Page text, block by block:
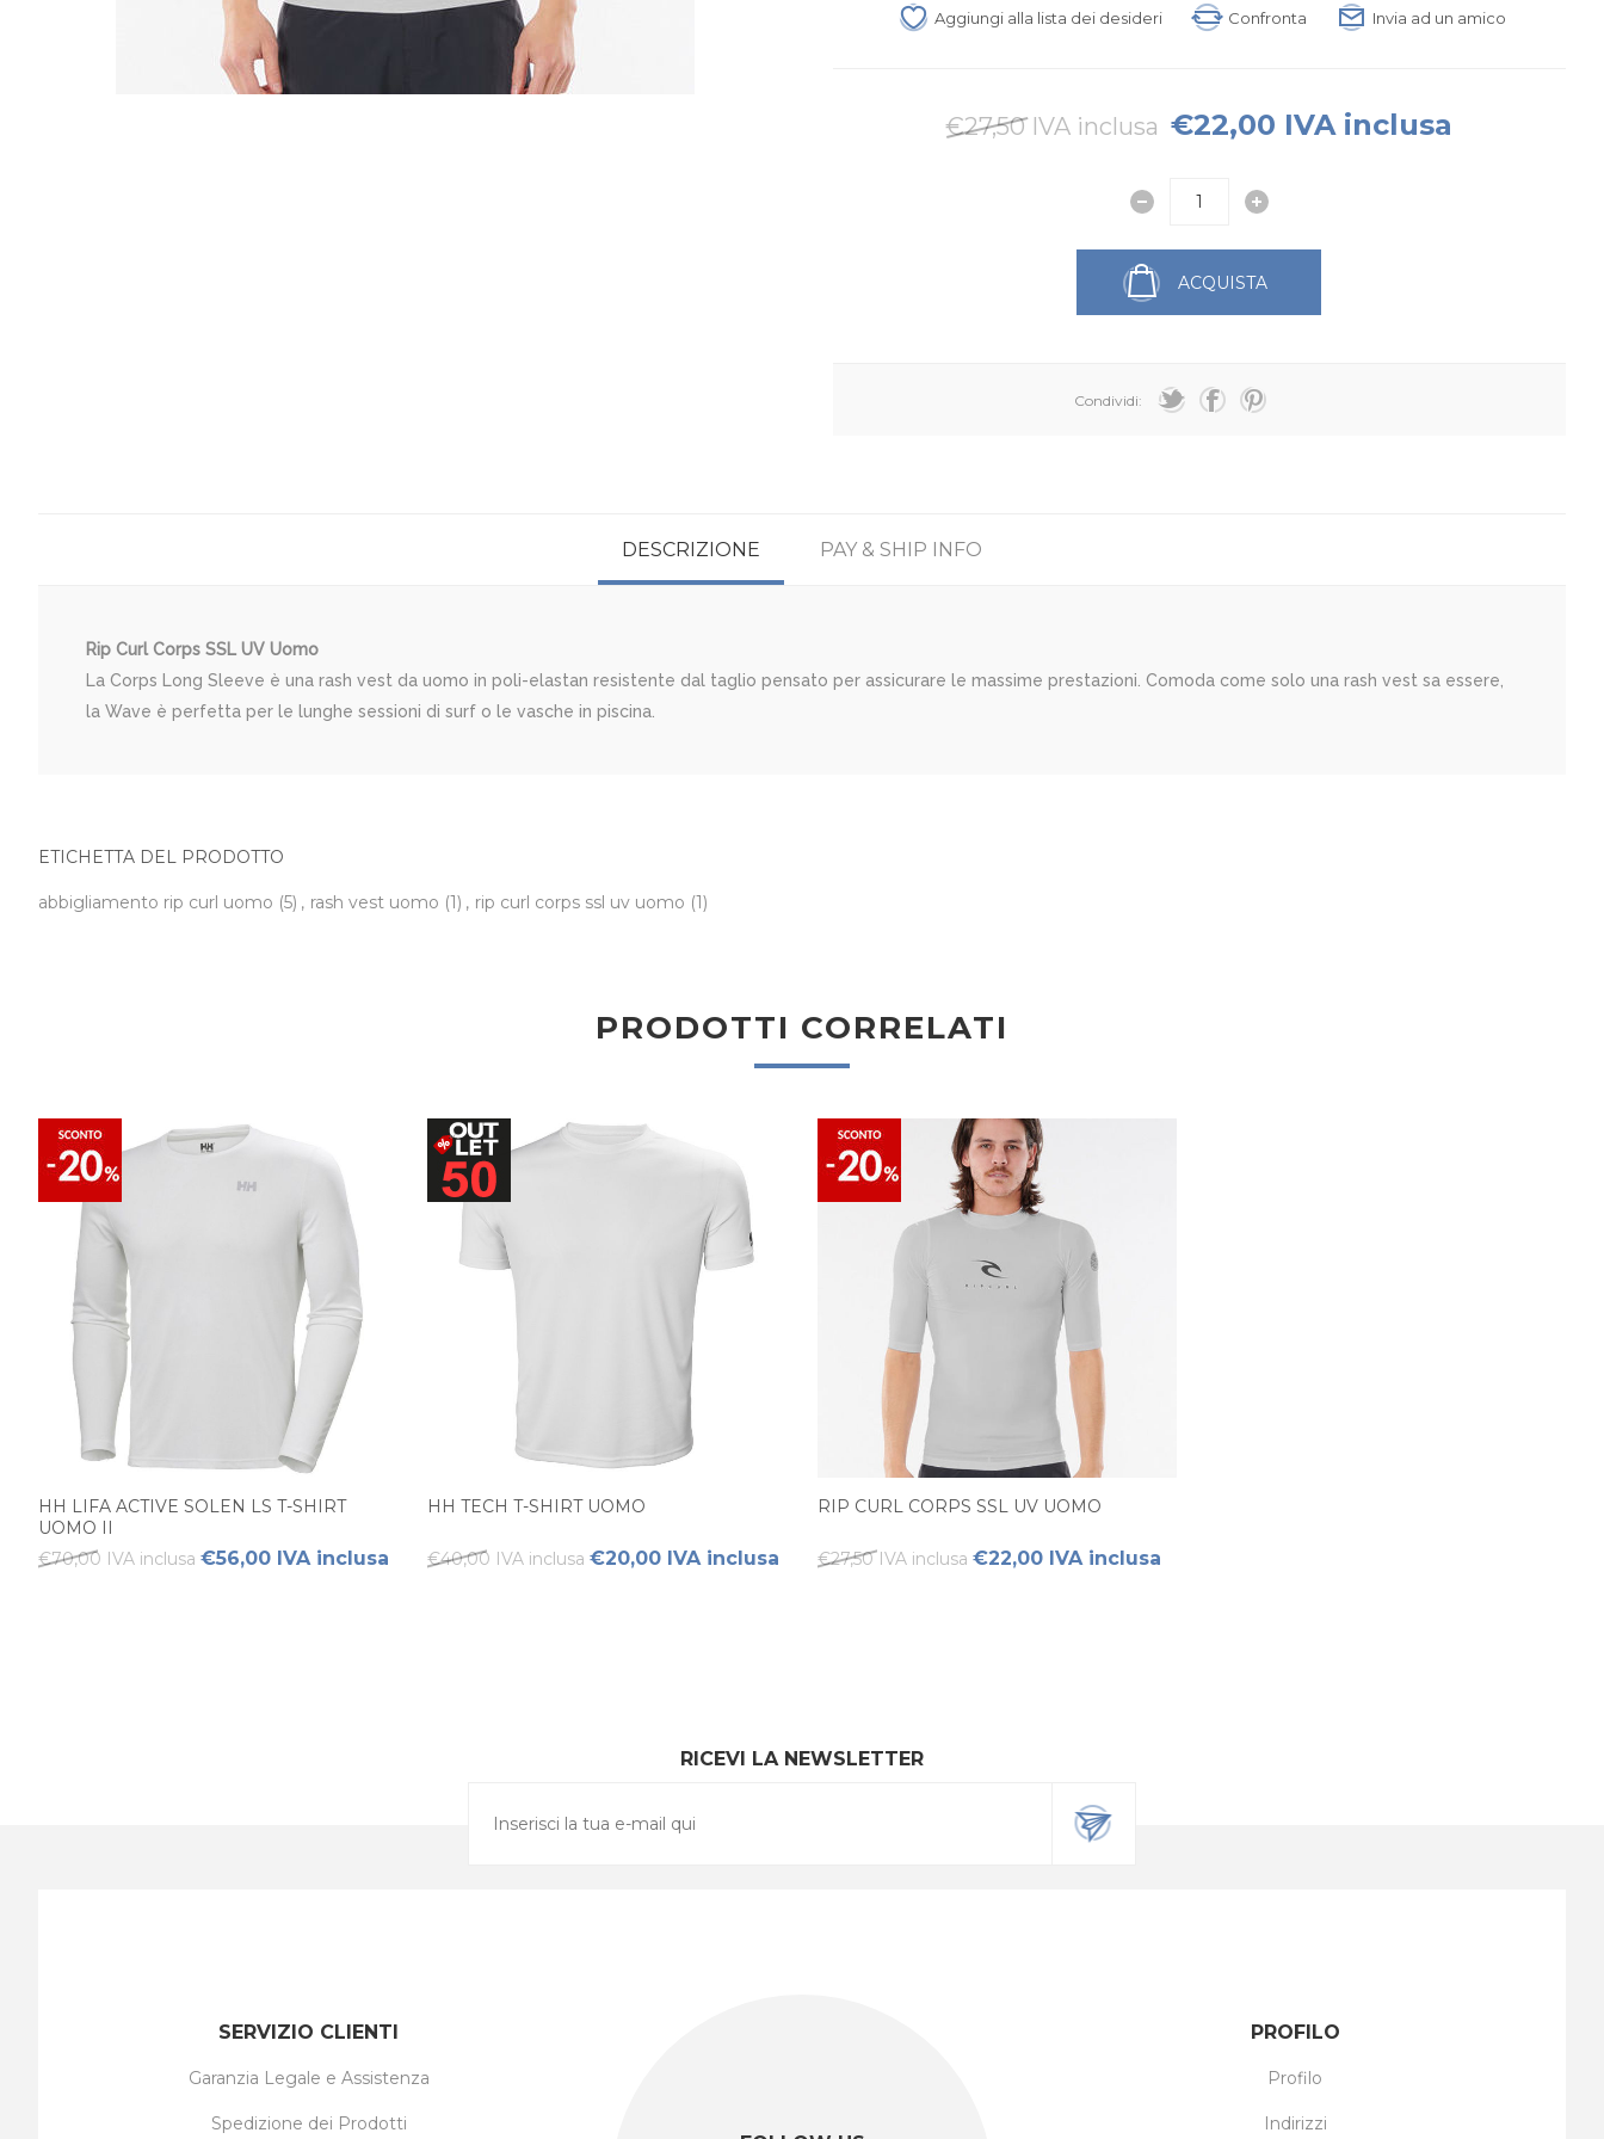
Aggiungi alla lista dei desideri Confronta Invia ad un amico
€27,50 IVA inclusa €22,00 IVA inclusa
ACQUISTA
Condividi:
DESCRIZIONE PAY & SHIP INFO
Rip Curl Corps SSL UV Uomo
La Corps Long Sleeve è una rash vest da uomo in poli-elastan resistente dal taglio pensato per assicurare le massime prestazioni. Comoda come solo una rash vest sa essere,
la Wave è perfetta per le lunghe sessioni di surf o le vasche in piscina.
ETICHETTA DEL PRODOTTO
abbigliamento rip curl uomo (5) , rash vest uomo (1) , rip curl corps ssl uv uomo (1)
PRODOTTI CORRELATI
HH LIFA ACTIVE SOLEN LS T-SHIRT
UOMO II
€70,00 IVA inclusa €56,00 IVA inclusa
HH TECH T-SHIRT UOMO
€40,00 IVA inclusa €20,00 IVA inclusa
RIP CURL CORPS SSL UV UOMO
€27,50 IVA inclusa €22,00 IVA inclusa
RICEVI LA NEWSLETTER
SERVIZIO CLIENTI
Garanzia Legale e Assistenza
Spedizione dei Prodotti
PROFILO
Profilo
Indirizzi